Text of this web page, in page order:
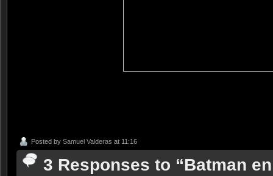
Posted by Samuel Valderas at 11:16
3 Responses to “Batman